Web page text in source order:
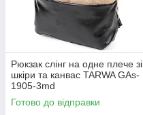
Рюкзак слінг на одне плече зі
шкіри та канвас TARWA GAs-
1905-3md
Готово до відправки